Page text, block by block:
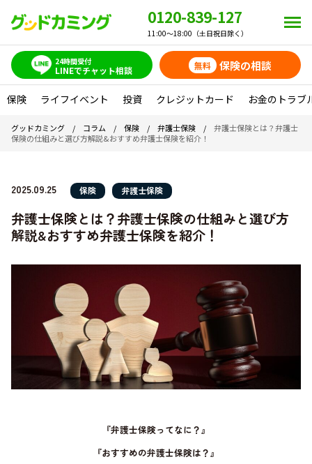
0120-839-127
11:00～18:00（土日祝日除く）
24時間受付
LINEでチャット相談 無料 保険の相談
保険 ライフイベント 投資 クレジットカード お金のトラブ
グッドカミング / コラム / 保険 / 弁護士保険 / 弁護士保険とは？弁護士
保険の仕組みと選び方解説&おすすめ弁護士保険を紹介！
2025.09.25 保険 弁護士保険
弁護士保険とは？弁護士保険の仕組みと選び方
解説&おすすめ弁護士保険を紹介！
『弁護士保険ってなに？』
『おすすめの弁護士保険は？』